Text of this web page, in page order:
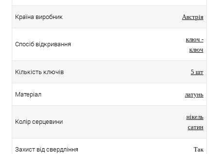
Країна виробник Австрія
Спосіб відкривання
ключ -
ключ
Кількість ключів 5 шт
Матеріал латунь
Колір серцевини
нікель
сатин
Захист від свердління Так